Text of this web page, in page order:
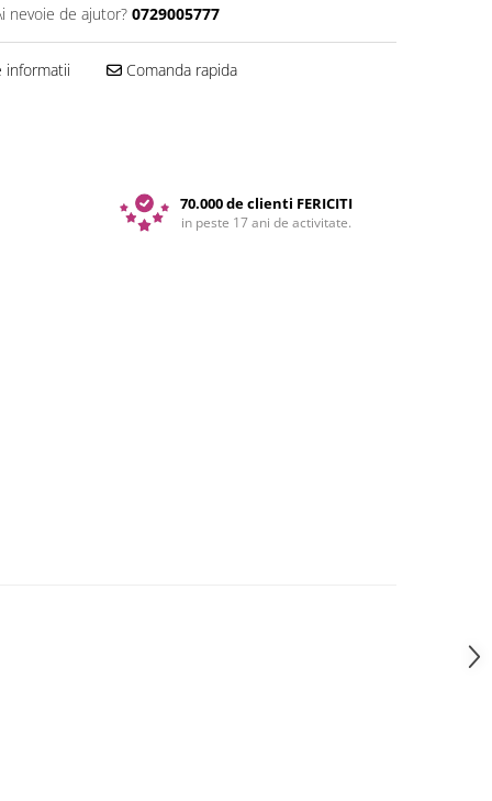
nevoie de ajutor? 0729005777
informatii Comanda rapida
70.000 de clienti FERICITI
in peste 17 ani de activitate.